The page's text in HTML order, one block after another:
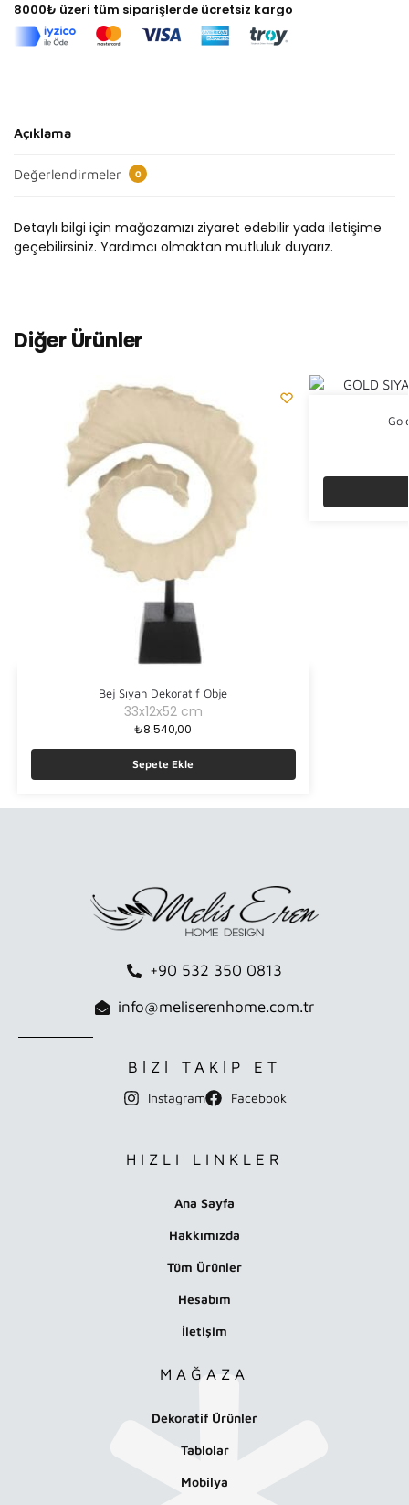
8000₺ üzeri tüm siparişlerde ücretsiz kargo
Açıklama
Değerlendirmeler 0
Detaylı bilgi için mağazamızı ziyaret edebilir yada iletişime
geçebilirsiniz. Yardımcı olmaktan mutluluk duyarız.
Diğer Ürünler
Bej Sıyah Dekoratıf Obje
33x12x52 cm
₺8.540,00
Sepete Ekle
+90 532 350 0813
info@meliserenhome.com.tr
BİZİ TAKİP ET
Instagram Facebook
HIZLI LINKLER
Ana Sayfa
Hakkımızda
Tüm Ürünler
Hesabım
İletişim
MAĞAZA
Dekoratif Ürünler
Tablolar
Mobilya